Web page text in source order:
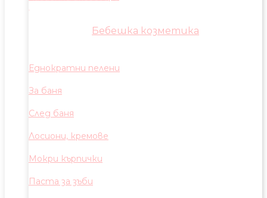
Бебешка козметика
Еднократни пелени
За баня
След баня
Лосиони, кремове
Мокри кърпички
Паста за зъби